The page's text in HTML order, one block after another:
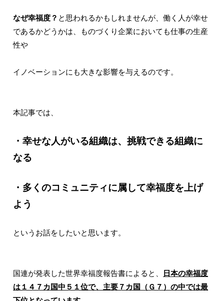
なぜ幸福度？ と思われるかもしれませんが、働く人が幸せ
であるかどうかは、ものづくり企業においても仕事の生産
性や
イノベーションにも大きな影響を与えるのです。
本記事では、
・幸せな人がいる組織は、挑戦できる組織に
なる
・多くのコミュニティに属して幸福度を上げ
よう
というお話をしたいと思います。
国連が発表した世界幸福度報告書によると、
日本の幸福度
は１４７カ国中５１位で、主要７カ国（Ｇ７）の中では最